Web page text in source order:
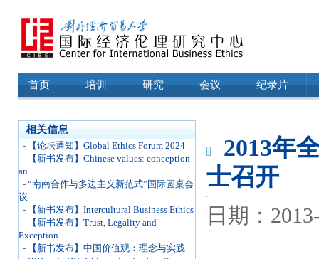
首页 培训 研究 会议 纪录片
相关信息
-
【论坛通知】Global Ethics Forum 2024
-
【新书发布】Chinese values: conception
an
- “南南合作与多边主义新范式”国际圆桌会
议
-
【新书发布】Intercultural Business Ethics
-
【新书发布】Trust, Legality and
Exception
-
【新书发布】中国价值观：理念与实践
2013年
士召开
日期：